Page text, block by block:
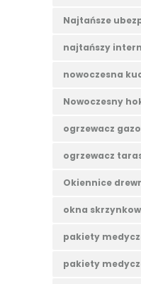
Najtańsze
najtańszy
nowoczesna
Nowoczesny
ogrzewacz
ogrzewacz
Okiennice
okna
pakiety
pakiety